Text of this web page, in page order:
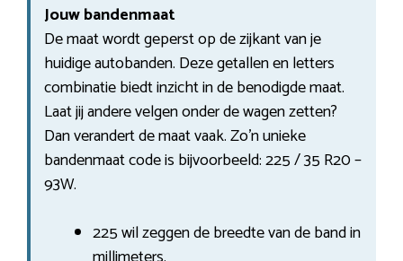
Jouw bandenmaat
De maat wordt geperst op de zijkant van je
huidige autobanden. Deze getallen en letters
combinatie biedt inzicht in de benodigde maat.
Laat jij andere velgen onder de wagen zetten?
Dan verandert de maat vaak. Zo’n unieke
bandenmaat code is bijvoorbeeld: 225 / 35 R20 –
93W.
225 wil zeggen de breedte van de band in